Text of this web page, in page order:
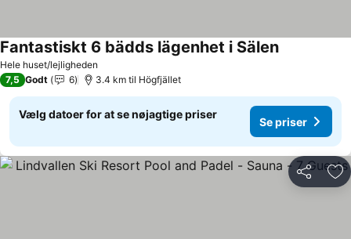
Hele huset/lejligheden
Fantastiskt 6 bädds lägenhet i Sälen
7,5 Godt 6 3.4 km til Högfjället
Vælg datoer for at se nøjagtige priser
Se priser
Del